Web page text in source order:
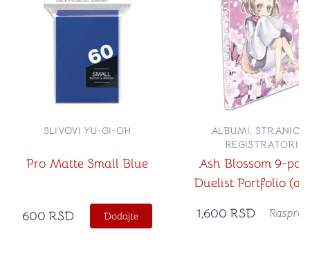
Pro Matte Small Blue
SLIVOVI YU-GI-OH
600 RSD Dodajte
Ash Blossom 9-
Duelist Portfolio
ALBUMI, STRANICE
REGISTRATORI
1,600 RSD